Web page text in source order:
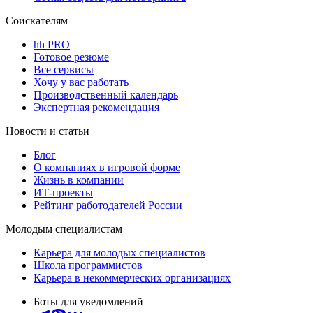
Соискателям
hh PRO
Готовое резюме
Все сервисы
Хочу у вас работать
Производственный календарь
Экспертная рекомендация
Новости и статьи
Блог
О компаниях в игровой форме
Жизнь в компании
ИТ-проекты
Рейтинг работодателей России
Молодым специалистам
Карьера для молодых специалистов
Школа программистов
Карьера в некоммерческих организациях
Боты для уведомлений